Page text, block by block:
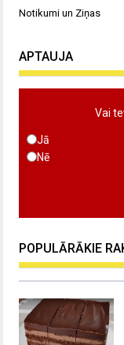
Notikumi un Ziņas
APTAUJA
Vai
Jā
Nē
POPULĀRĀKIE